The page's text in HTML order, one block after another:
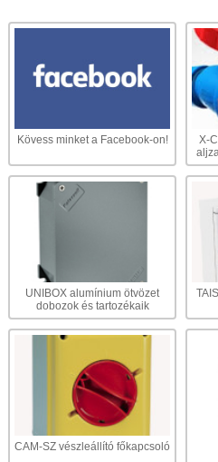
Anyaga: alumínium ötvözet
RINO-LED rozsdamentes
58W-os, Fényáram: 8000
ALUMAX
250A, 4p, 1000V, IP67
Anyaga: alumínium ötvözet,
Pilot kontakt csatlakozás 2
TIGUA LED lámpa üveg
fényelosztással - EXTRA
Extra széles fénysugár, 24
lumen
META-LED 0-90° között
Anyaga: horganyzott acél
Kövess minket a Facebook-on!
X-
UNIBOX alumínium ötvözet
dobozok és tartozékaik
CAM-SZ vészleállító főkapcsoló